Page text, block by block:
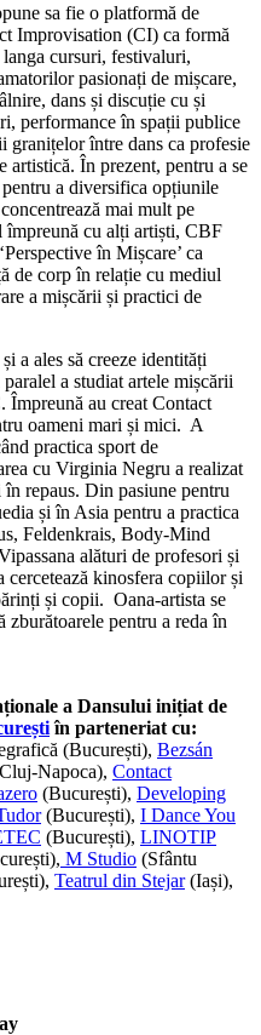
sa fie o platformă de
Improvisation (CI) ca formă
cursuri, festivaluri,
pasionați de mișcare,
dans și discuție cu și
performance în spații publice
granițelor între dans ca profesie
artistică. În prezent, pentru a se
a diversifica opțiunile
mai mult pe
cu alți artiști, CBF
în Mișcare’ ca
de corp în relație cu mediul
a mișcării și practici de
a ales să creeze identități
a studiat artele mișcării
au creat Contact
oameni mari și mici. A
practica sport de
cu Virginia Negru a realizat
repaus. Din pasiune pentru
și în Asia pentru a practica
Feldenkrais, Body-Mind
alături de profesori și
cercetează kinosfera copiilor și
și copii. Oana-artista se
zburătoarele pentru a reda în
a Dansului inițiat de
în parteneriat cu:
(București), Bezsán
Napoca), Contact
(București), Developing
(București), I Dance You
(București), LINOTIP
M Studio (Sfântu
Teatrul din Stejar(Iași),